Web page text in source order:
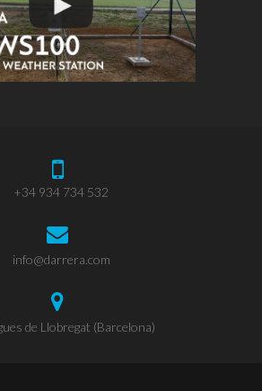
+34 934 734 532
info@darrera.com
de Llobregat (Barcelona)